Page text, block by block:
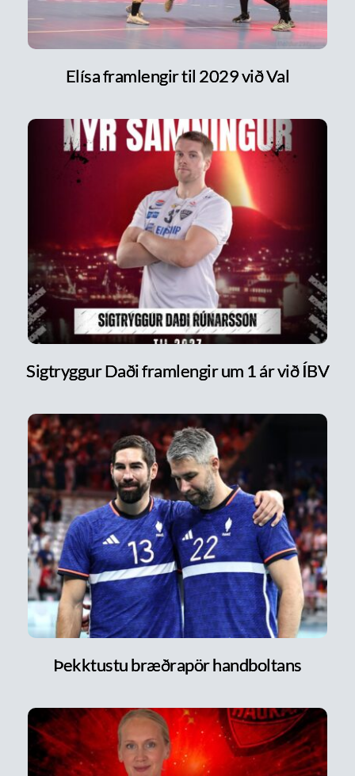
Elísa framlengir til 2029 við Val
Sigtryggur Daði framlengir um 1 ár við ÍBV
Þekktustu bræðrapör handboltans